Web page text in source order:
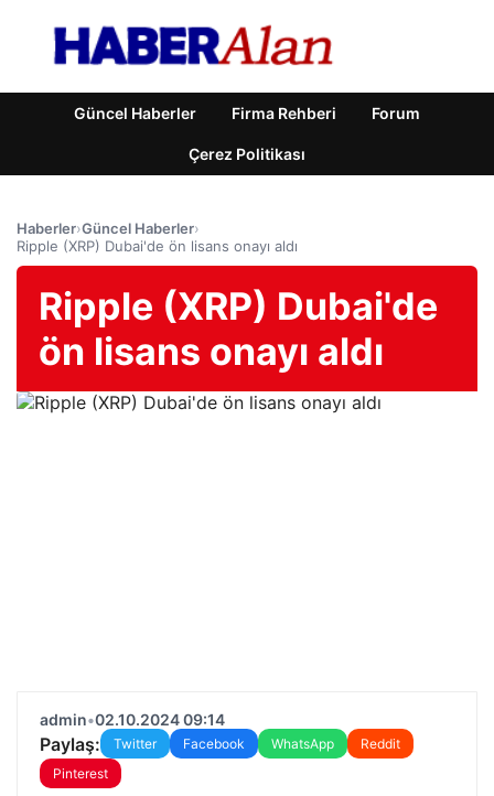
Güncel Haberler Firma Rehberi Forum
Çerez Politikası
Haberler›Güncel Haberler›
Ripple (XRP) Dubai'de ön lisans onayı aldı
Ripple (XRP) Dubai'de
ön lisans onayı aldı
admin•02.10.2024 09:14
Paylaş: Twitter Facebook WhatsApp
Reddit
Pinterest